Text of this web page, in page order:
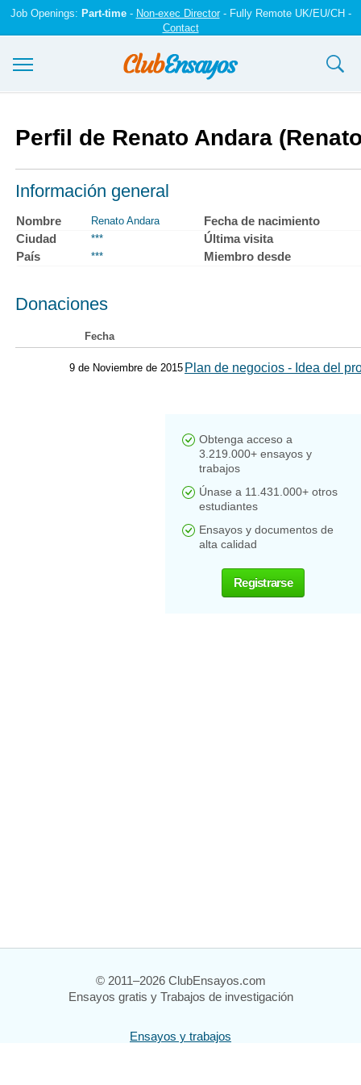
Job Openings: Part-time- Non-exec Director- Fully Remote UK/EU/CH -
Contact
Registrarse
Iniciar sesión
Contáctenos
Perfil de Renato Andara
Información general
Nombre Renato Andara
Fecha de nacimiento
Ciudad
***
Última visita
País
*** Miembro desde
Donaciones
Fecha
9 de Noviembre de 2015 Plan de negocios - Idea del
Obtenga acceso a
3.219.000+ ensayos y
trabajos
Únase a 11.431.000+ otros
estudiantes
Ensayos y documentos de
alta calidad
Registrarse
© 2011–2026 ClubEnsayos.com
Ensayos gratis y Trabajos de investigación
Ensayos y trabajos